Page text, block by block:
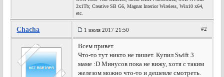
2x1Tb; Creative SB G6, Magnat Interior Wireless, Win10 x64,
etc.
Chacha 1 июля 2017 21:50 #2
Всем привет.
Что-то тут никто не пишет. Купил Swift 3
маме :D Минусов пока не вижу, хотя с таким
железом можно что-то и дешевле смотреть.